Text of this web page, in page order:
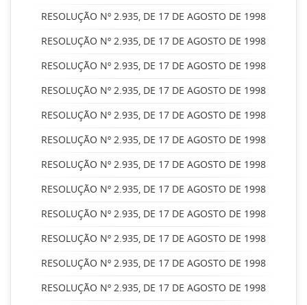
RESOLUÇÃO Nº 2.935, DE 17 DE AGOSTO DE 1998
RESOLUÇÃO Nº 2.935, DE 17 DE AGOSTO DE 1998
RESOLUÇÃO Nº 2.935, DE 17 DE AGOSTO DE 1998
RESOLUÇÃO Nº 2.935, DE 17 DE AGOSTO DE 1998
RESOLUÇÃO Nº 2.935, DE 17 DE AGOSTO DE 1998
RESOLUÇÃO Nº 2.935, DE 17 DE AGOSTO DE 1998
RESOLUÇÃO Nº 2.935, DE 17 DE AGOSTO DE 1998
RESOLUÇÃO Nº 2.935, DE 17 DE AGOSTO DE 1998
RESOLUÇÃO Nº 2.935, DE 17 DE AGOSTO DE 1998
RESOLUÇÃO Nº 2.935, DE 17 DE AGOSTO DE 1998
RESOLUÇÃO Nº 2.935, DE 17 DE AGOSTO DE 1998
RESOLUÇÃO Nº 2.935, DE 17 DE AGOSTO DE 1998